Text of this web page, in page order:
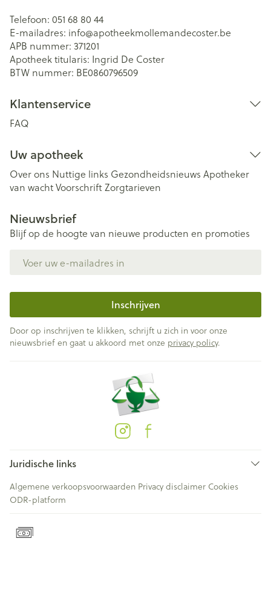
Telefoon: 051 68 80 44
E-mailadres: info@apotheekmollemandecoster.be
APB nummer: 371201
Apotheek titularis: Ingrid De Coster
BTW nummer: BE0860796509
Klantenservice
FAQ
Uw apotheek
Over ons Nuttige links Gezondheidsnieuws Apotheker
van wachtVoorschriftZorgtarieven
Nieuwsbrief
Blijf op de hoogte van nieuwe producten en promoties
Inschrijven
Door op inschrijven te klikken, schrijft u zich in voor onze
nieuwsbrief en gaat u akkoord met onze privacy policy.
Juridische links
Algemene verkoopsvoorwaarden Privacy disclaimer Cookies
ODR-platform